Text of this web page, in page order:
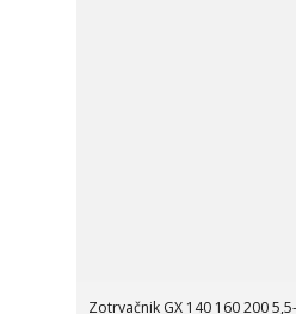
Zotrvačnik GX 140 160 200